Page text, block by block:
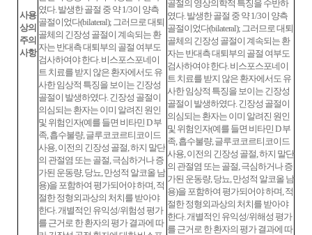
사용
상의
주의
사항
였다. 발생한 골절 중 약 1/3이 양측
골절이었다(bilateral); 그러므로 대퇴
골체의 긴장성 골절이 계속되는 환
자는 반대측 대퇴부의 골절 여부도
검사하여야 한다. 비스포스포네이
트 치료를 받지 않은 환자에서도 유
사한 임상적 특징을 보이는 긴장성
골절이 발생하였다. 긴장성 골절이
의심되는 환자는 이미 알려진 원인
및 위험인자(예를 들면 비타민 D 부
족, 흡수불량, 글루코코르티코이드
사용, 이전의 긴장성 골절, 하지 말단
의 관절염 또는 골절, 극심하거나 증
가된 운동량, 당뇨, 만성적 알코올 남
용)을 포함하여 평가되어야 하며, 적
절한 정형외과상의 처치를 받아야
한다. 개별적인 유익성/위험성 평가
를 근거로 한 환자의 평가 결과에 따
골절의 영상의학적 특징을 수반하
였다. 발생한 골절 중 약 1/3이 양측
골절이었다(bilateral); 그러므로 대퇴
골체의 긴장성 골절이 계속되는 환
자는 반대측 대퇴부의 골절 여부도
검사하여야 한다. 비스포스포네이
트 치료를 받지 않은 환자에서도 유
사한 임상적 특징을 보이는 긴장성
골절이 발생하였다. 긴장성 골절이
의심되는 환자는 이미 알려진 원인
및 위험인자(예를 들면 비타민 D 부
족, 흡수불량, 글루코코르티코이드
사용, 이전의 긴장성 골절, 하지 말단
의 관절염 또는 골절, 극심하거나 증
가된 운동량, 당뇨, 만성적 알코올 남
용)을 포함하여 평가되어야 하며, 적
절한 정형외과상의 처치를 받아야
한다. 개별적인 유익성/위해성 평가
를 근거로 한 환자의 평가 결과에 따